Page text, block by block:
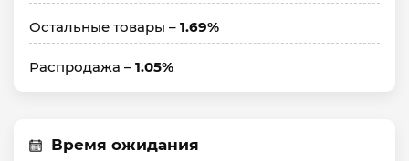
Остальные товары – 1.69%
Распродажа – 1.05%
Время ожидания